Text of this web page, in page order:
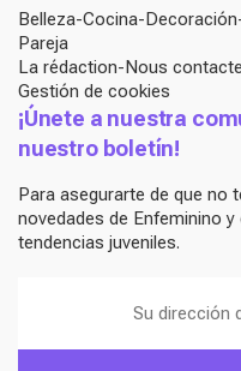
Belleza Cocina Decoración
Pareja
La rédaction Nous
Gestión de cookies
¡Únete a nuestra
nuestro boletín!
Para asegurarte de que no
novedades de Enfeminino
tendencias juveniles.